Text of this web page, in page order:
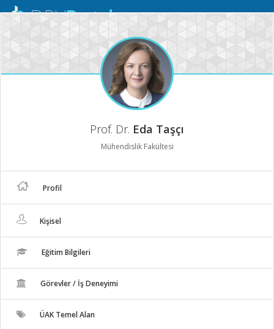
Mobil
Prof. Dr. Eda Taşçı
Mühendislik Fakültesi
Profil
Kişisel
Eğitim Bilgileri
Görevler / İş Deneyimi
ÜAK Temel Alan